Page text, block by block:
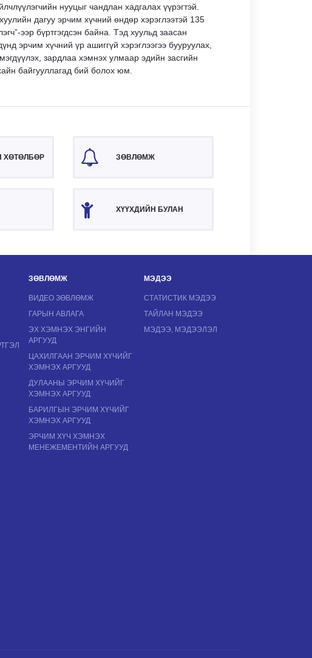
нууцыг чандлан хадгалах үүрэгтэй.
дагуу эрчим хүчний өндөр хэрэглээтэй 135
ээр бүртгэгдсэн байна. Тэд хуульд заасан
эрчим хүчний үр ашиггүй хэрэглээгээ бууруулах,
зардлаа хэмнэх улмаар эдийн засгийн
байгууллагад бий болох юм.
ХӨТӨЛБӨР ЗӨВЛӨМЖ
ХҮҮХДИЙН БУЛАН
ЗӨВЛӨМЖ
ВИДЕО ЗӨВЛӨМЖ
ГАРЫН АВЛАГА
ЭХ ХЭМНЭХ ЭНГИЙН
АРГУУД
ЦАХИЛГААН ЭРЧИМ ХҮЧИЙГ
ХЭМНЭХ АРГУУД
ДУЛААНЫ ЭРЧИМ ХҮЧИЙГ
ХЭМНЭХ АРГУУД
БАРИЛГЫН ЭРЧИМ ХҮЧИЙГ
ХЭМНЭХ АРГУУД
ЭРЧИМ ХҮЧ ХЭМНЭХ
МЕНЕЖЕМЕНТИЙН АРГУУД
МЭДЭЭ
СТАТИСТИК МЭДЭЭ
ТАЙЛАН МЭДЭЭ
МЭДЭЭ, МЭДЭЭЛЭЛ